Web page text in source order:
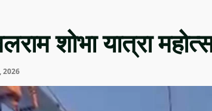
शोभा यात्रा
2026